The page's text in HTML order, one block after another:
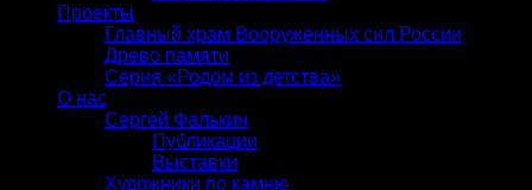
Проекты
Главный храм Вооруженных сил России
Древо памяти
Серия «Родом из детства»
О нас
Сергей Фалькин
Публикации
Выставки
Художники по камню